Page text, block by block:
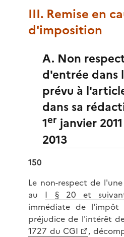
III. Remise en
d'imposition
A. Non
d'entrée dans
prévu à
dans sa
1er janvier
2013
150
Le non-respect de
au I § 20 et
immédiate de l'impôt
préjudice de l'intérêt
1727 du CGI
,